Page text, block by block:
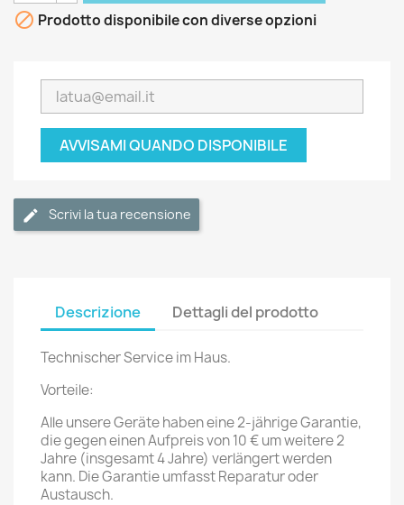
 Prodotto disponibile con diverse opzioni
AVVISAMI QUANDO DISPONIBILE
Scrivi la tua recensione
Descrizione Dettagli del prodotto
Technischer Service im Haus.
Vorteile:
Alle unsere Geräte haben eine 2-jährige Garantie,
die gegen einen Aufpreis von 10 € um weitere 2
Jahre (insgesamt 4 Jahre) verlängert werden
kann. Die Garantie umfasst Reparatur oder
Austausch.